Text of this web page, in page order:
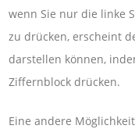
wenn Sie nur die linke
zu drücken, erscheint
darstellen können,
Ziffernblock drücken.
Eine andere